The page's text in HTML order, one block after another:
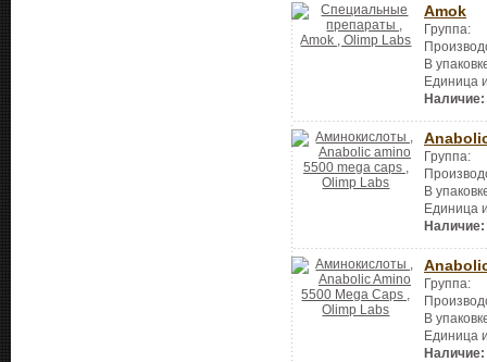
Amok
Группа:
В
Единица
Наличие:
Группа:
В
Единица
Наличие:
Группа:
В
Единица
Наличие: